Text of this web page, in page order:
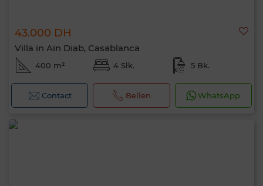
43.000 DH
Villa in Ain Diab, Casablanca
400 m² 4 Slk. 5 Bk.
Contact Bellen WhatsApp